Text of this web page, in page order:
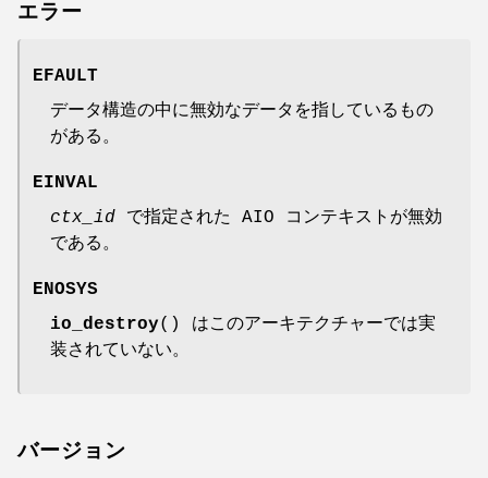
エラー
EFAULT
データ構造の中に無効なデータを指しているもの
がある。
EINVAL
ctx_id で指定された AIO コンテキストが無効
である。
ENOSYS
io_destroy() はこのアーキテクチャーでは実
装されていない。
バージョン